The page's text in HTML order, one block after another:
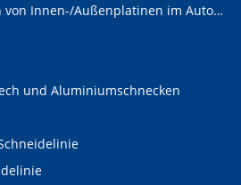
Vorrichtung zum Stanzen von Innen-/Außenplatinen im Automobilbereich
und Aluminiumschnecken